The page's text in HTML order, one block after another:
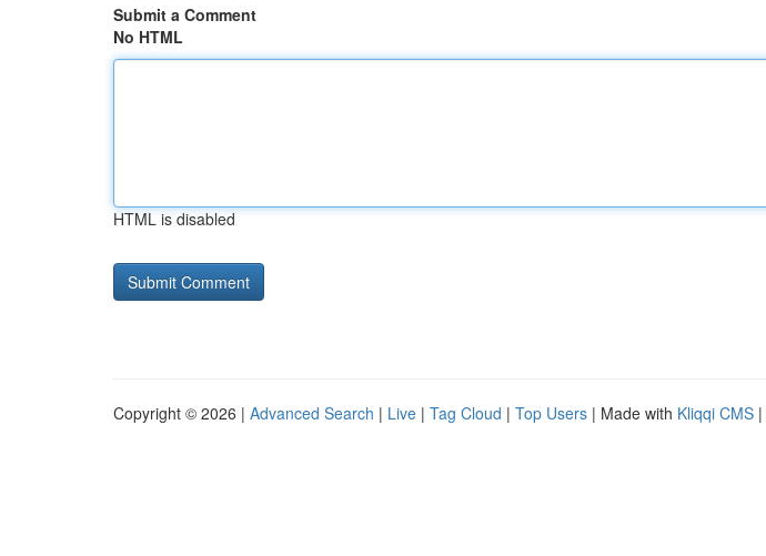
Submit a Comment
No HTML
HTML is disabled
Copyright © 2026 | Advanced Search | Live | Tag Cloud | Top Users | Made with Kliqqi CMS |